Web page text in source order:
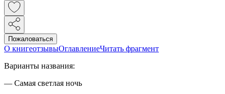
Пожаловаться
О книгеотзывыОглавлениеЧитать фрагмент
Варианты названия:
— Самая светлая ночь